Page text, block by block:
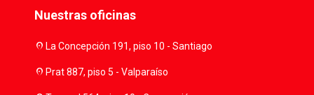
Nuestras oficinas
location_onLa Concepción 191, piso 10 - Santiago
location_onPrat 887, piso 5 - Valparaíso